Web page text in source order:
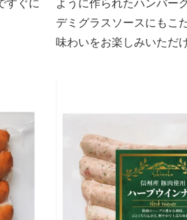
すぐに
ように作られたハンバー
デミグラスソースにもこ
味わいをお楽しみいただけ